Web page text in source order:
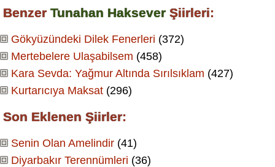
Benzer Tunahan Haksever Şiirleri:
Gökyüzündeki Dilek Fenerleri (372)
Mertebelere Ulaşabilsem (458)
Kara Sevda: Yağmur Altında Sırılsıklam (427)
Kurtarıcıya Maksat (296)
Son Eklenen Şiirler:
Senin Olan Amelindir (41)
Diyarbakır Terennümleri (36)